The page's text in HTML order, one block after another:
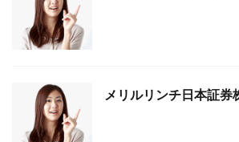
メリルリンチ日本証券